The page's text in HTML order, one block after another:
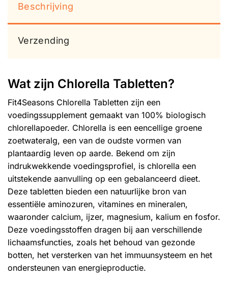
Beschrijving
Verzending
Wat zijn Chlorella Tabletten?
Fit4Seasons Chlorella Tabletten zijn een
voedingssupplement gemaakt van 100% biologisch
chlorellapoeder. Chlorella is een eencellige groene
zoetwateralg, een van de oudste vormen van
plantaardig leven op aarde. Bekend om zijn
indrukwekkende voedingsprofiel, is chlorella een
uitstekende aanvulling op een gebalanceerd dieet.
Deze tabletten bieden een natuurlijke bron van
essentiële aminozuren, vitamines en mineralen,
waaronder calcium, ijzer, magnesium, kalium en fosfor.
Deze voedingsstoffen dragen bij aan verschillende
lichaamsfuncties, zoals het behoud van gezonde
botten, het versterken van het immuunsysteem en het
ondersteunen van energieproductie.